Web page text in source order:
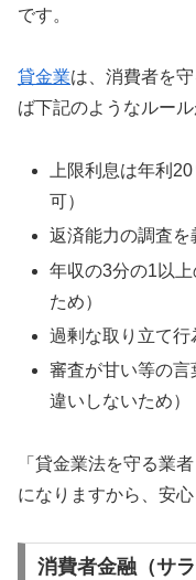
です。
貸金業は、消費者を
ば下記のようなルー
上限利息は年利
可）
返済能力の調査を
年収の3分の1以
ため）
過剰な取り立て行
審査が甘い等の
違いしないため）
「貸金業法を守る業
になりますから、安心
消費者金融（サ